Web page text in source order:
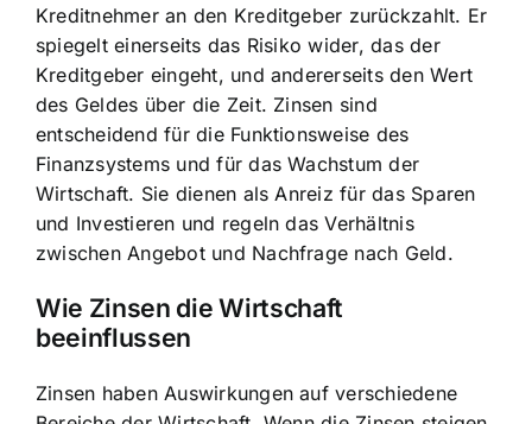
Kreditnehmer an den Kreditgeber zurückzahlt. Er
spiegelt einerseits das Risiko wider, das der
Kreditgeber eingeht, und andererseits den Wert
des Geldes über die Zeit. Zinsen sind
entscheidend für die Funktionsweise des
Finanzsystems und für das Wachstum der
Wirtschaft. Sie dienen als Anreiz für das Sparen
und Investieren und regeln das Verhältnis
zwischen Angebot und Nachfrage nach Geld.
Wie Zinsen die Wirtschaft
beeinflussen
Zinsen haben Auswirkungen auf verschiedene